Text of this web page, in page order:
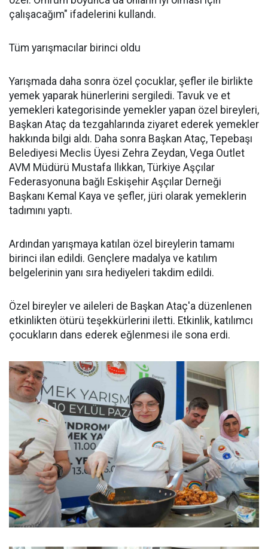
çalışacağım" ifadelerini kullandı.
Tüm yarışmacılar birinci oldu
Yarışmada daha sonra özel çocuklar, şefler ile birlikte
yemek yaparak hünerlerini sergiledi. Tavuk ve et
yemekleri kategorisinde yemekler yapan özel bireyleri,
Başkan Ataç da tezgahlarında ziyaret ederek yemekler
hakkında bilgi aldı. Daha sonra Başkan Ataç, Tepebaşı
Belediyesi Meclis Üyesi Zehra Zeydan, Vega Outlet
AVM Müdürü Mustafa Ilıkkan, Türkiye Aşçılar
Federasyonuna bağlı Eskişehir Aşçılar Derneği
Başkanı Kemal Kaya ve şefler, jüri olarak yemeklerin
tadımını yaptı.
Ardından yarışmaya katılan özel bireylerin tamamı
birinci ilan edildi. Gençlere madalya ve katılım
belgelerinin yanı sıra hediyeleri takdim edildi.
Özel bireyler ve aileleri de Başkan Ataç'a düzenlenen
etkinlikten ötürü teşekkürlerini iletti. Etkinlik, katılımcı
çocukların dans ederek eğlenmesi ile sona erdi.